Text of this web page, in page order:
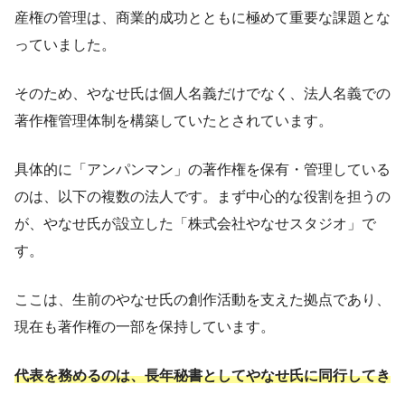
産権の管理は、商業的成功とともに極めて重要な課題とな
っていました。
そのため、やなせ氏は個人名義だけでなく、法人名義での
著作権管理体制を構築していたとされています。
具体的に「アンパンマン」の著作権を保有・管理している
のは、以下の複数の法人です。まず中心的な役割を担うの
が、やなせ氏が設立した「株式会社やなせスタジオ」で
す。
ここは、生前のやなせ氏の創作活動を支えた拠点であり、
現在も著作権の一部を保持しています。
代表を務めるのは、長年秘書としてやなせ氏に同行してき